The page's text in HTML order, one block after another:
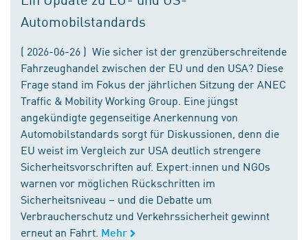
Automobilstandards
( 2026-06-26 ) Wie sicher ist der grenzüberschreitende
Fahrzeughandel zwischen der EU und den USA? Diese
Frage stand im Fokus der jährlichen Sitzung der ANEC
Traffic & Mobility Working Group. Eine jüngst
angekündigte gegenseitige Anerkennung von
Automobilstandards sorgt für Diskussionen, denn die
EU weist im Vergleich zur USA deutlich strengere
Sicherheitsvorschriften auf. Expert:innen und NGOs
warnen vor möglichen Rückschritten im
Sicherheitsniveau – und die Debatte um
Verbraucherschutz und Verkehrssicherheit gewinnt
erneut an Fahrt. Mehr